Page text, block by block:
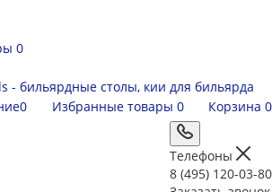
0
0 Избранные товары 0 Корзина 0
Телефоны
8 (495) 120-03-80